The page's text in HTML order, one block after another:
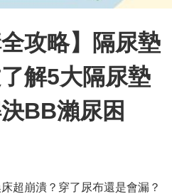
全攻略】隔尿墊
解5大隔尿墊
BB瀨尿困
超崩潰？穿了尿布還是會漏？